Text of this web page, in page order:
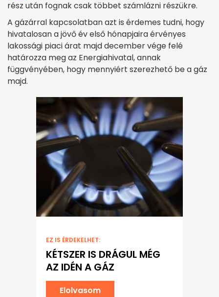
rész után fognak csak többet számlázni részükre.
A gázárral kapcsolatban azt is érdemes tudni, hogy
hivatalosan a jövő év első hónapjaira érvényes
lakossági piaci árat majd december vége felé
határozza meg az Energiahivatal, annak
függvényében, hogy mennyiért szerezhető be a gáz
majd.
EZ IS ÉRDEKELHET:
KÉTSZER IS DRÁGUL MÉG
AZ IDÉN A GÁZ
Elolvasom